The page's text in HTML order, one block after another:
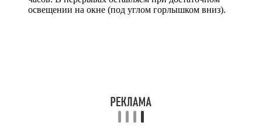
освещении на окне (под углом горлышком вниз).